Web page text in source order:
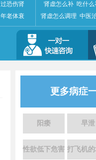
过恐伤肾
年老体衰
肾虚怎么补 吃什么
肾虚怎么调理 中医
更多病症
阳痿 早泄
性欲低下危害 打飞机